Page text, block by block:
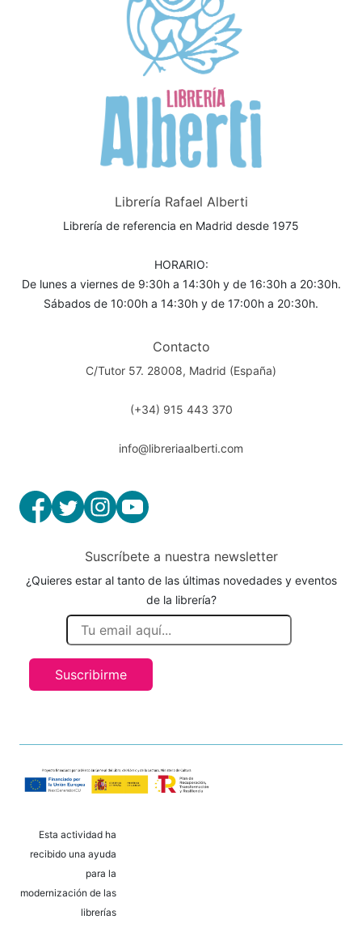
Librería Rafael Alberti
Librería de referencia en Madrid desde 1975
HORARIO:
De lunes a viernes de 9:30h a 14:30h y de 16:30h a 20:30h.
Sábados de 10:00h a 14:30h y de 17:00h a 20:30h.
Contacto
C/Tutor 57. 28008, Madrid (España)
(+34) 915 443 370
info@libreriaalberti.com
Suscríbete a nuestra newsletter
¿Quieres estar al tanto de las últimas novedades y eventos
de la librería?
Suscribirme
Esta actividad ha
recibido una ayuda
para la
modernización de las
librerías